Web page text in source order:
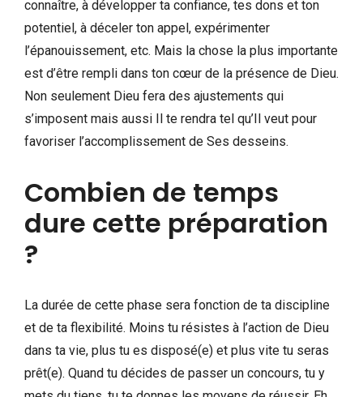
connaître, à développer ta confiance, tes dons et ton
potentiel, à déceler ton appel, expérimenter
l’épanouissement, etc. Mais la chose la plus importante
est d’être rempli dans ton cœur de la présence de Dieu.
Non seulement Dieu fera des ajustements qui
s’imposent mais aussi Il te rendra tel qu’Il veut pour
favoriser l’accomplissement de Ses desseins.
Combien de temps
dure cette préparation
?
La durée de cette phase sera fonction de ta discipline
et de ta flexibilité. Moins tu résistes à l’action de Dieu
dans ta vie, plus tu es disposé(e) et plus vite tu seras
prêt(e). Quand tu décides de passer un concours, tu y